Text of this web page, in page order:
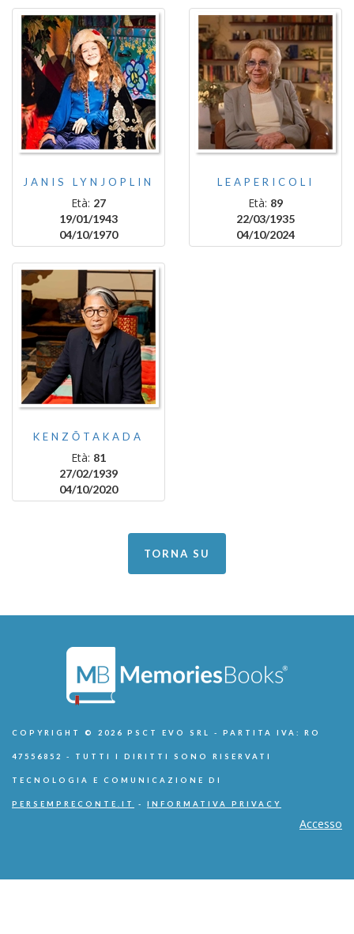
JANIS LYNJOPLIN
Età: 27
19/01/1943
04/10/1970
LEAPERICOLI
Età: 89
22/03/1935
04/10/2024
KENZŌTAKADA
Età: 81
27/02/1939
04/10/2020
TORNA SU
COPYRIGHT © 2026 PSCT EVO SRL - PARTITA IVA: RO
47556852 - TUTTI I DIRITTI SONO RISERVATI
TECNOLOGIA E COMUNICAZIONE DI
PERSEMPRECONTE.IT - INFORMATIVA PRIVACY
Accesso